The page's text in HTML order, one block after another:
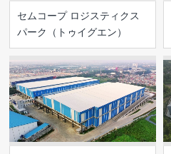
セムコープ ロジスティクス
パーク（トゥイグエン）